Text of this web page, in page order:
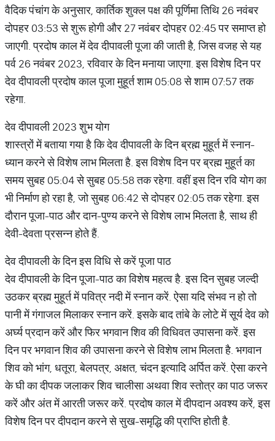
वैदिक पंचांग के अनुसार, कार्तिक शुक्ल पक्ष की पूर्णिमा तिथि 26 नवंबर
दोपहर 03:53 से शुरू होगी और 27 नवंबर दोपहर 02:45 पर समाप्त हो
जाएगी. प्रदोष काल में देव दीपावली पूजा की जाती है, जिस वजह से यह
पर्व 26 नवंबर 2023, रविवार के दिन मनाया जाएगा. इस विशेष दिन पर
देव दीपावली प्रदोष काल पूजा मुहूर्त शाम 05:08 से शाम 07:57 तक
रहेगा.
देव दीपावली 2023 शुभ योग
शास्त्रों में बताया गया है कि देव दीपावली के दिन ब्रह्म मुहूर्त में स्नान-
ध्यान करने से विशेष लाभ मिलता है. इस विशेष दिन पर ब्रह्म मुहूर्त का
समय सुबह 05:04 से सुबह 05:58 तक रहेगा. वहीं इस दिन रवि योग का
भी निर्माण हो रहा है, जो सुबह 06:42 से दोपहर 02:05 तक रहेगा. इस
दौरान पूजा-पाठ और दान-पुण्य करने से विशेष लाभ मिलता है, साथ ही
देवी-देवता प्रसन्न होते हैं.
देव दीपावली के दिन इस विधि से करें पूजा पाठ
देव दीपावली के दिन पूजा-पाठ का विशेष महत्व है. इस दिन सुबह जल्दी
उठकर ब्रह्म मुहूर्त में पवित्र नदी में स्नान करें. ऐसा यदि संभव न हो तो
पानी में गंगाजल मिलाकर स्नान करें. इसके बाद तांबे के लोटे में सूर्य देव को
अर्घ्य प्रदान करें और फिर भगवान शिव की विधिवत उपासना करें. इस
दिन पर भगवान शिव की उपासना करने से विशेष लाभ मिलता है. भगवान
शिव को भांग, धतूरा, बेलपत्र, अक्षत, चंदन इत्यादि अर्पित करें. ऐसा करने
के घी का दीपक जलाकर शिव चालीसा अथवा शिव स्तोत्र का पाठ जरूर
करें और अंत में आरती जरूर करें. प्रदोष काल में दीपदान अवश्य करें, इस
विशेष दिन पर दीपदान करने से सुख-समृद्धि की प्राप्ति होती है.